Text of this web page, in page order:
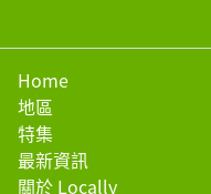
Home
地區
特集
最新資訊
關於 Locally